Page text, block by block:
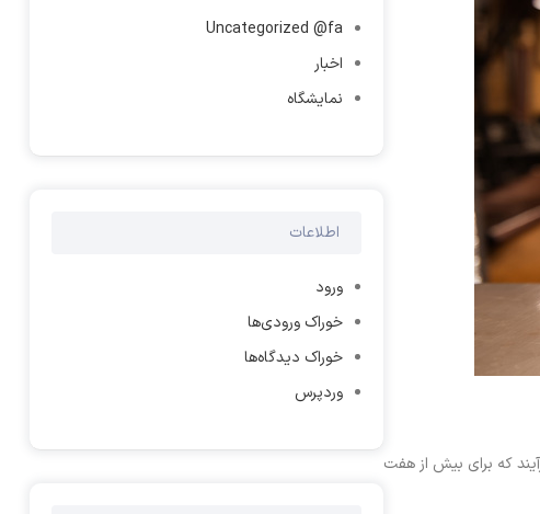
که برای بیش از هفت
Uncategorized @fa
اخبار
نمایشگاه
اطلاعات
ورود
خوراک ورودی‌ها
خوراک دیدگاه‌ها
وردپرس